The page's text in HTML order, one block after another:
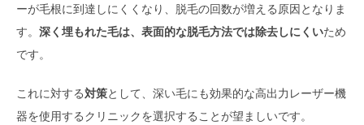
ーが毛根に到達しにくくなり、脱毛の回数が増える原因となりま
す。 深く埋もれた毛は、表面的な脱毛方法では除去しにくいため
です。
これに対する対策として、深い毛にも効果的な高出力レーザー機
器を使用するクリニックを選択することが望ましいです。